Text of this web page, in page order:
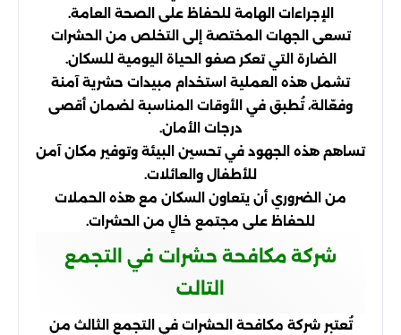
الإجراءات الهامة للحفاظ على الصحة العامة.
تسعى الجهات المختصة إلى التخلص من الحشرات
الضارة التي تعكر صفو الحياة اليومية للسكان.
تشمل هذه العملية استخدام مبيدات حشرية آمنة
وفعّالة، تُطبق في الأوقات المناسبة لضمان أقصى
درجات الأمان.
تساهم هذه الجهود في تحسين البيئة وتوفير مكان آمن
للأطفال والعائلات.
من الضروري أن يتعاون السكان مع هذه الحملات
للحفاظ على مجتمع خالٍ من الحشرات.
شركة مكافحة حشرات في التجمع
التالت
تُعتبر شركة مكافحة الحشرات في التجمع الثالث من